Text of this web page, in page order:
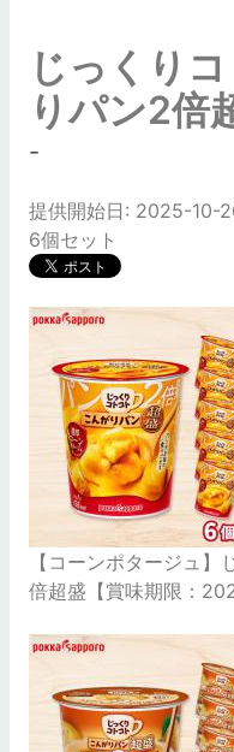
じっくり
りパン2倍
-
提供開始日: 2025-10-
6個セット
【コーンポタージュ
倍超盛【賞味期限：